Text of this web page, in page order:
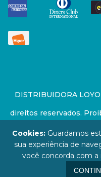
DISTRIBUIDORA
direitos reservados.
Preços e estoque
67.946.814/0001-94 -
Paulo /
Cookies: Guardamos
sua experiência de
você concorda com a